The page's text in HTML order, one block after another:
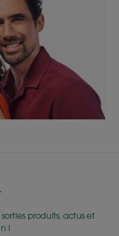
produits, actus et
!